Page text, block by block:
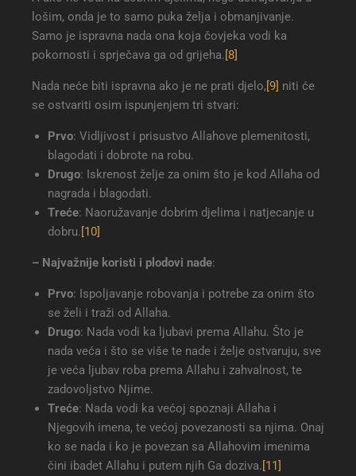
lošim, onda je to samo puka želja i obmanjivanje.
Samo je ispravna nada ona koja čovjeka vodi ka
pokornosti i sprječava ga od grijeha.[8]
Nada neće biti ispravna ako je ne prati djelo,[9] niti će
se ostvariti osim ispunjenjem tri stvari:
Prvo: Vidljivost i prisustvo Allahove plemenitosti,
blagodati i dobrote na robu.
Drugo: Iskrenost želje za onim što je kod Allaha od
nagrada i blagodati.
Treće: Naoružavanje dobrim djelima i natjecanje u
dobru.[10]
– Najvažnije koristi i plodovi nade:
Prvo: Ispoljavanje robovanja i potrebe za onim što
se želi i traži od Allaha.
Drugo: Nada vodi ka ljubavi prema Allahu. Što je
nada veća i što se više te nade i želje ostvaruju, sve
je veća ljubav roba prema Allahu i zahvalnost, te
zadovoljstvo Njime.
Treće: Nada vodi ka većoj spoznaji Allaha i
Njegovih imena, te većoj povezanosti sa njima. Onaj
ko se nada i ko je povezan sa Allahovim imenima
čini ibadet Allahu i putem njih Ga doziva.[11]